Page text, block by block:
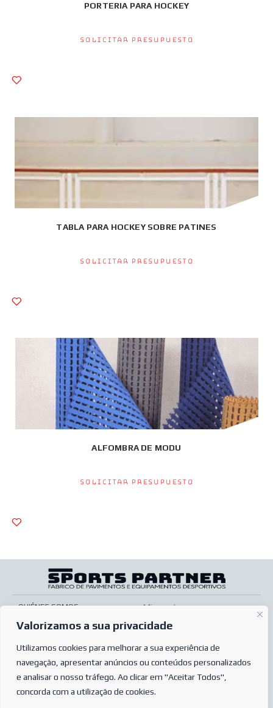
Valorizamos a sua privacidade
Utilizamos cookies para melhorar a sua experiência de
navegação, apresentar anúncios ou conteúdos personalizados
e analisar o nosso tráfego. Ao clicar em "Aceitar Todos",
concorda com a utilização de cookies.
PORTERIA PARA HOCKEY
Solicitar presupuesto
TABLA PARA HOCKEY SOBRE PATINES
Solicitar presupuesto
ALFOMBRA DE MODU
Solicitar presupuesto
QUIÉNES SOMOS
SERVICIOS
TIENDA ONLINE
PREGUNTAS MÁS FRECUENTES
POLÍTICA DE PRIVACIDAD
Mi cuenta
Pos venta
Condiciones de venta
Condiciones de pedido
Complaints book